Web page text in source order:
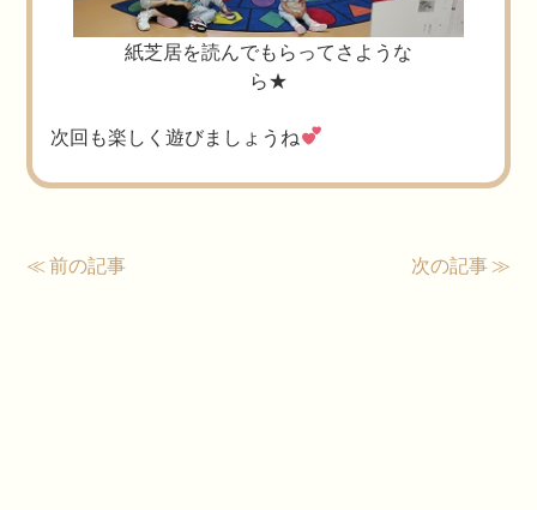
紙芝居を読んでもらってさような
ら★
次回も楽しく遊びましょうね
≪ 前の記事 次の記事 ≫